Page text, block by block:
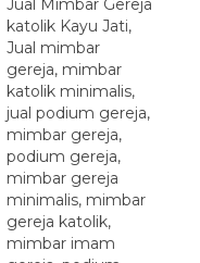
katolik Kayu Jati,
Jual mimbar
gereja, mimbar
katolik minimalis,
jual podium gereja,
mimbar gereja,
podium gereja,
mimbar gereja
minimalis, mimbar
gereja katolik,
mimbar imam